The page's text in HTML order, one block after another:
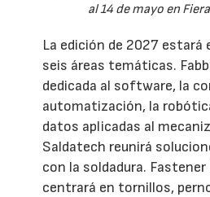
al 14 de mayo en
La edición de 2027 estará
seis áreas temáticas.
dedicada al software, la
automatización, la
datos aplicadas al
Saldatech reunirá
con la soldadura.
centrará en tornillos,